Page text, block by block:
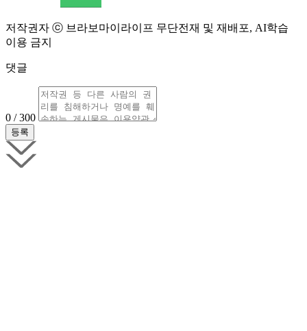
저작권자 ⓒ 브라보마이라이프 무단전재 및 재배포, AI학습
이용 금지
댓글
0 / 300